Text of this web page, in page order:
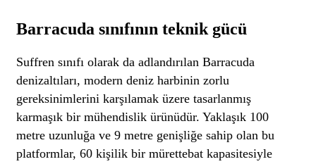
Barracuda sınıfının teknik gücü
Suffren sınıfı olarak da adlandırılan Barracuda
denizaltıları, modern deniz harbinin zorlu
gereksinimlerini karşılamak üzere tasarlanmış
karmaşık bir mühendislik ürünüdür. Yaklaşık 100
metre uzunluğa ve 9 metre genişliğe sahip olan bu
platformlar, 60 kişilik bir mürettebat kapasitesiyle